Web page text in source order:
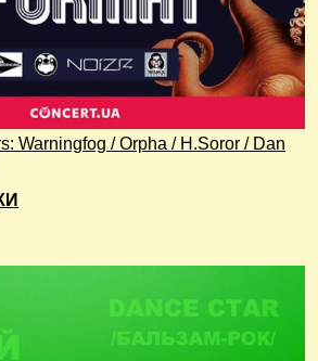
Warningfog / Orpha / H.Soror / Dan